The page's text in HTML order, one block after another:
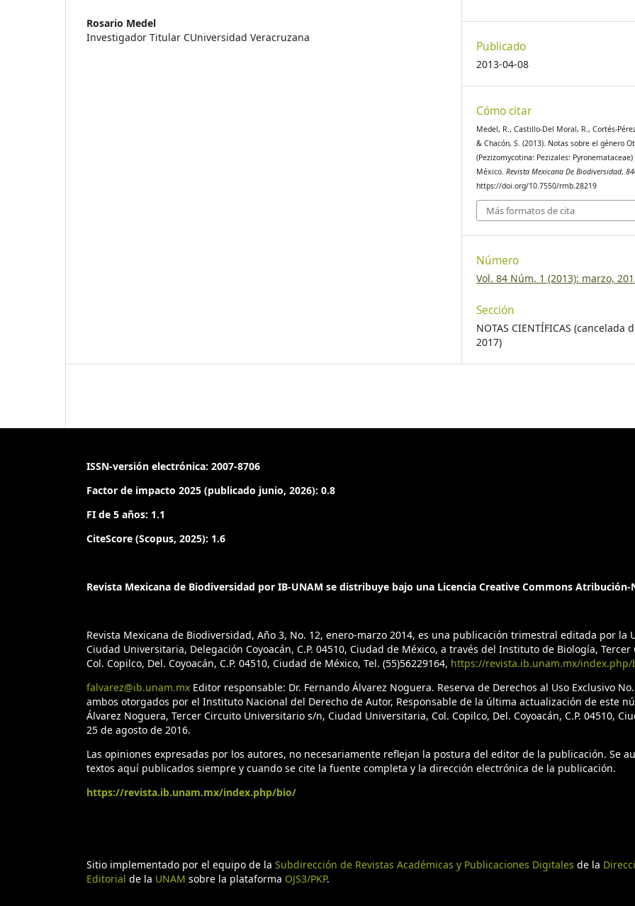
Rosario Medel
Investigador Titular CUniversidad Veracruzana
Publicado
2013-04-08
Cómo citar
Medel, R., Castillo-Del Moral, R., Cortés-
& Chacón, S. (2013). Notas sobre el género
(Pezizomycotina: Pezizales: Pyronemataceae)
México.Revista Mexicana De Biodiversidad,84
https://doi.org/10.7550/rmb.28219
Más formatos de cita
Número
Vol. 84 Núm. 1 (2013): marzo,
Sección
NOTAS CIENTÍFICAS (cancelada
2017)
ISSN-versión electrónica: 2007-8706
Factor de impacto 2025 (publicado junio, 2026): 0.8
FI de 5 años: 1.1
CiteScore (Scopus, 2025): 1.6
Revista Mexicana de Biodiversidad por IB-UNAM se distribuye bajo una Licencia Creative Commons
Revista Mexicana de Biodiversidad, Año 3, No. 12, enero-marzo 2014, es una publicación trimestral editada por la
Ciudad Universitaria, Delegación Coyoacán, C.P. 04510, Ciudad de México, a través del Instituto de Biología,
Col. Copilco, Del. Coyoacán, C.P. 04510, Ciudad de México, Tel. (55)56229164, https://revista.ib.unam.mx/
falvarez@ib.unam.mx Editor responsable: Dr. Fernando Álvarez Noguera. Reserva de Derechos al Uso Exclusivo
ambos otorgados por el Instituto Nacional del Derecho de Autor, Responsable de la última actualización de este
Álvarez Noguera, Tercer Circuito Universitario s/n, Ciudad Universitaria, Col. Copilco, Del. Coyoacán, C.P. 04510,
25 de agosto de 2016.
Las opiniones expresadas por los autores, no necesariamente reflejan la postura del editor de la publicación. Se
textos aquí publicados siempre y cuando se cite la fuente completa y la dirección electrónica de la publicación.
https://revista.ib.unam.mx/index.php/bio/
Sitio implementado por el equipo de la Subdirección de Revistas Académicas y Publicaciones Digitales de la
Editorial de la UNAM sobre la plataforma OJS3/PKP.